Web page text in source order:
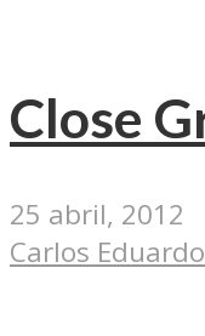
Close
25 abril, 2012
Carlos